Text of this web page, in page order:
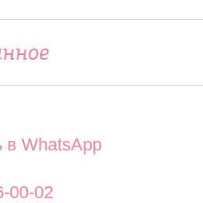
в WhatsApp
00-02